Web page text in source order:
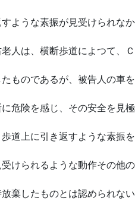
ような素振が見受けられなか
人は、横断歩道によつて、Ｃ
ものであるが、被告人の車を
危険を感じ、その安全を見極
道上に引き返すような素振を
けられるような動作その他の
棄したものとは認められない